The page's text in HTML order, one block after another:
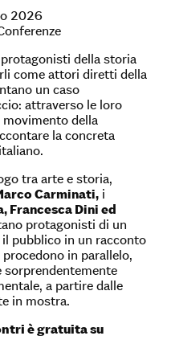
2026
della storia
come attori diretti della
un caso
attraverso le loro
della
la concreta
tra arte e storia,
Carminati, i
Francesca Dini ed
protagonisti di un
pubblico in un racconto
in parallelo,
a partire dalle
in mostra.
è gratuita su